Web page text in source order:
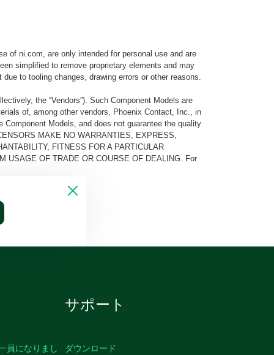
of ni.com, are only intended for personal use and are
simplified to remove proprietary elements and may
to tooling changes, drawing errors or other reasons.
the “Vendors”). Such Component Models are
of, among other vendors, Phoenix Contact, Inc., in
Models, and does not guarantee the quality
MAKE NO WARRANTIES, EXPRESS,
FITNESS FOR A PARTICULAR
USAGE OF TRADE OR COURSE OF DEALING. For
員になりまし
サポート
ダウンロード